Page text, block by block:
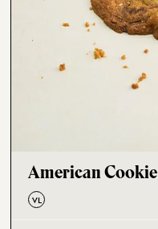
American Cookie
VL